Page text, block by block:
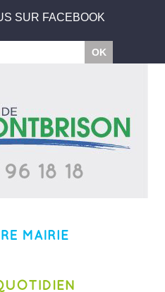
SUR FACEBOOK